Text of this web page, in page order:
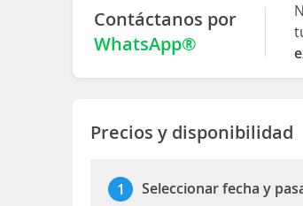
Contáctanos por
WhatsApp®
Precios y disponibilidad
1 Seleccionar fecha y